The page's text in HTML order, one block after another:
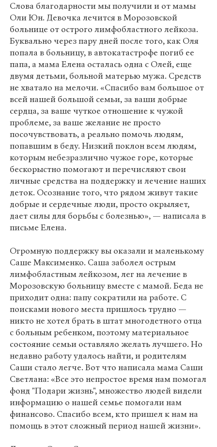
Слова благодарности мы получили и от мамы
Оли Юн. Девочка лечится в Морозовской
больнице от острого лимфобластного лейкоза.
Буквально через пару дней после того, как Оля
попала в больницу, в автокатастрофе погиб ее
папа, а мама Елена осталась одна с Олей, еще
двумя детьми, больной матерью мужа. Средств
не хватало на мелочи. «Спасибо вам большое от
всей нашей большой семьи, за ваши добрые
сердца, за ваше чуткое отношение к чужой
проблеме, за ваше желание не просто
посочувствовать, а реально помочь людям,
попавшим в беду. Низкий поклон всем людям,
которым небезразлично чужое горе, которые
бескорыстно помогают и перечисляют свои
личные средства на поддержку и лечение наших
деток. Осознание того, что рядом живут такие
добрые и сердечные люди, просто окрыляет,
дает силы для борьбы с болезнью», — написала в
письме Елена.
Огромную поддержку вы оказали и маленькому
Саше Максименко. Саша заболел острым
лимфобластным лейкозом, лег на лечение в
Морозовскую больницу вместе с мамой. Беда не
приходит одна: папу сократили на работе. С
поисками нового места пришлось трудно —
никто не хотел брать в штат многодетного отца
с больным ребенком, поэтому материальное
состояние семьи оставляло желать лучшего. Но
недавно работу удалось найти, и родителям
Саши стало легче. Вот что написала мама Саши
Светлана: «Все это непростое время нам помогал
фонд "Подари жизнь", множество людей видели
информацию о нашей семье помогали нам
финансово. Спасибо всем, кто пришел к нам на
помощь в этот сложный период нашей жизни».